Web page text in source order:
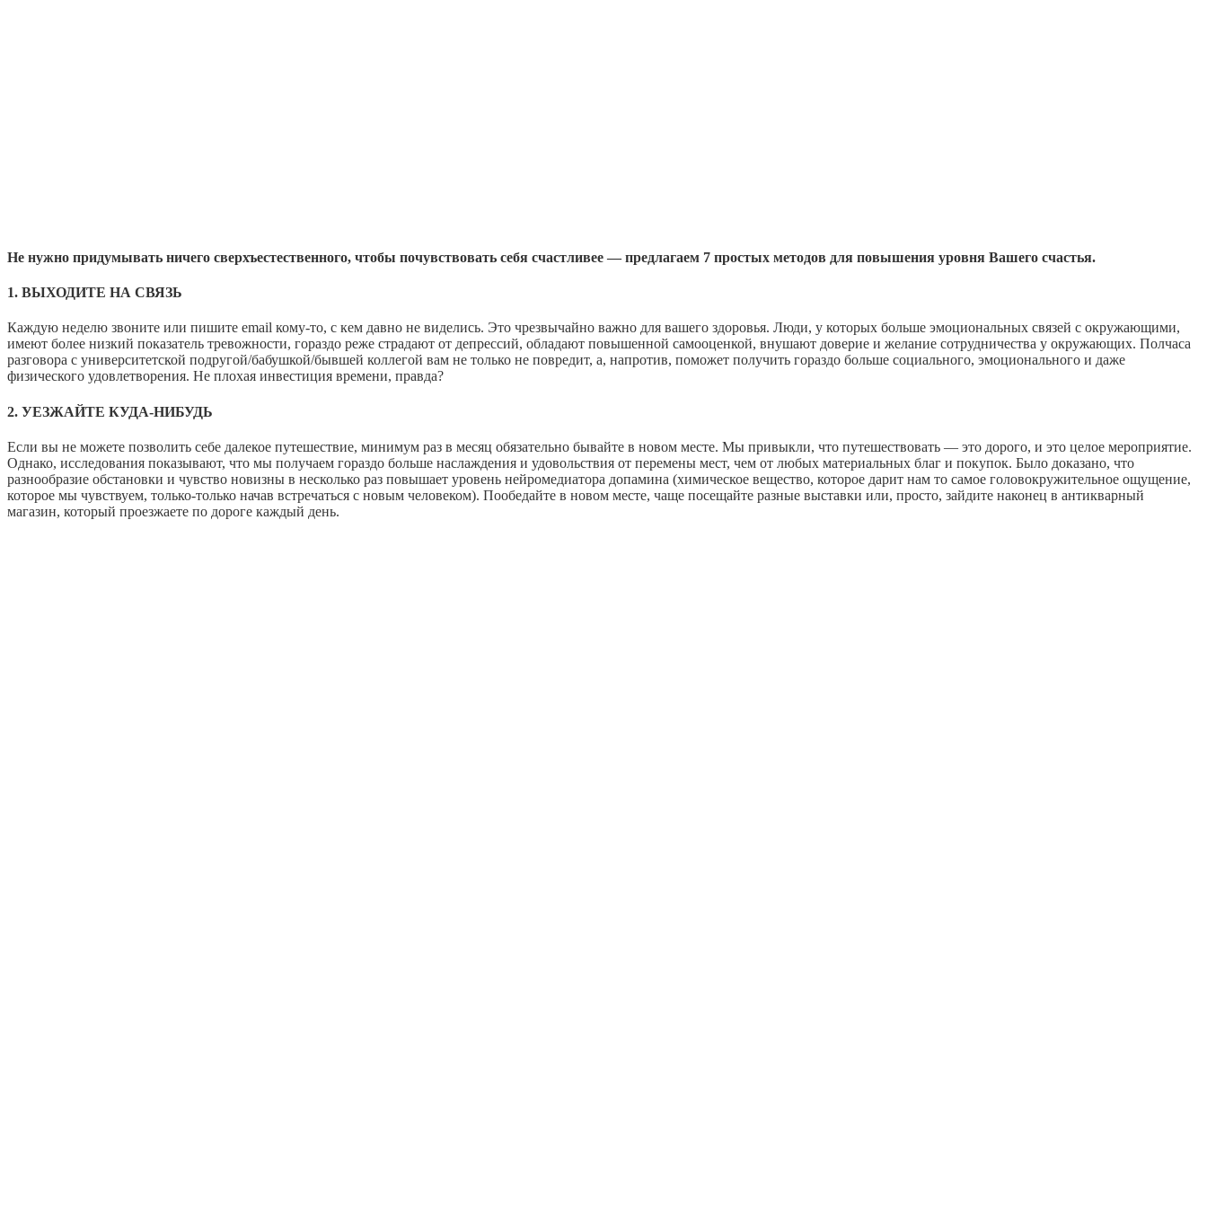
Не нужно придумывать ничего сверхъестественного, чтобы почувствовать себя счастливее — предлагаем 7 простых методов для повышения уровня Вашего счастья.
1. ВЫХОДИТЕ НА СВЯЗЬ
Каждую неделю звоните или пишите email кому-то, с кем давно не виделись. Это чрезвычайно важно для вашего здоровья. Люди, у которых больше эмоциональных связей с окружающими,
имеют более низкий показатель тревожности, гораздо реже страдают от депрессий, обладают повышенной самооценкой, внушают доверие и желание сотрудничества у окружающих. Полчаса
разговора с университетской подругой/бабушкой/бывшей коллегой вам не только не повредит, а, напротив, поможет получить гораздо больше социального, эмоционального и даже
физического удовлетворения. Не плохая инвестиция времени, правда?
2. УЕЗЖАЙТЕ КУДА-НИБУДЬ
Если вы не можете позволить себе далекое путешествие, минимум раз в месяц обязательно бывайте в новом месте. Мы привыкли, что путешествовать — это дорого, и это целое мероприятие.
Однако, исследования показывают, что мы получаем гораздо больше наслаждения и удовольствия от перемены мест, чем от любых материальных благ и покупок. Было доказано, что
разнообразие обстановки и чувство новизны в несколько раз повышает уровень нейромедиатора допамина (химическое вещество, которое дарит нам то самое головокружительное ощущение,
которое мы чувствуем, только-только начав встречаться с новым человеком). Пообедайте в новом месте, чаще посещайте разные выставки или, просто, зайдите наконец в антикварный
магазин, который проезжаете по дороге каждый день.